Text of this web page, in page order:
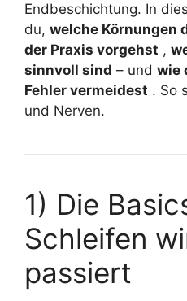
Endbeschichtung. In
du, welche Körnungen
der Praxis vorgehst ,
sinnvoll sind – und wie
Fehler vermeidest . So
und Nerven.
1) Die
Schleifen
passiert